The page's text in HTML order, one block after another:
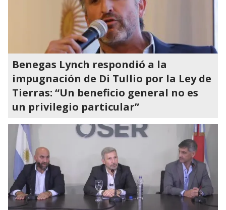
Benegas Lynch respondió a la
impugnación de Di Tullio por la Ley de
Tierras: “Un beneficio general no es
un privilegio particular”